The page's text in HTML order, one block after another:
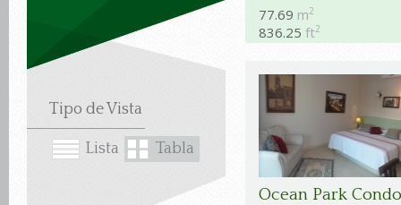
Tipo de Vista
Lista Tabla
77.69 m2
836.25 ft2
Ocean Park